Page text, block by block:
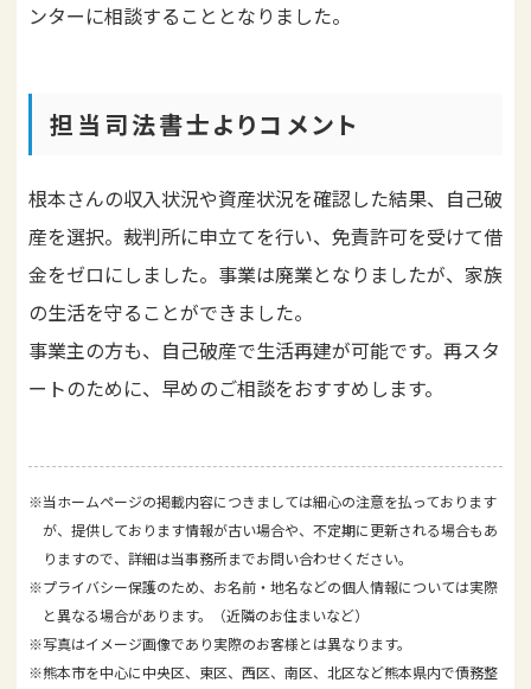
ンターに相談することとなりました。
担当司法書士よりコメント
根本さんの収入状況や資産状況を確認した結果、自己破
産を選択。裁判所に申立てを行い、免責許可を受けて借
金をゼロにしました。事業は廃業となりましたが、家族
の生活を守ることができました。
事業主の方も、自己破産で生活再建が可能です。再スタ
ートのために、早めのご相談をおすすめします。
※当ホームページの掲載内容につきましては細心の注意を払っております
が、提供しております情報が古い場合や、不定期に更新される場合もあ
りますので、詳細は当事務所までお問い合わせください。
※プライバシー保護のため、お名前・地名などの個人情報については実際
と異なる場合があります。（近隣のお住まいなど）
※写真はイメージ画像であり実際のお客様とは異なります。
※熊本市を中心に中央区、東区、西区、南区、北区など熊本県内で債務整